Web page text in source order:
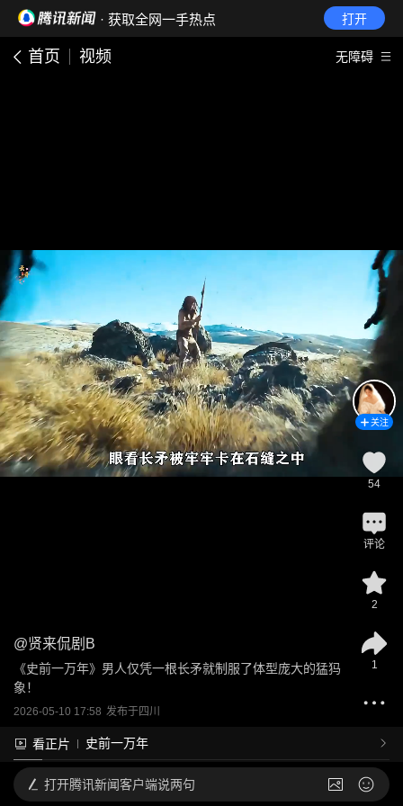
· 获取全网一手热点 打开
首页 视频 无障碍
@贤来侃剧B
《史前一万年》男人仅凭一根长矛就制服了体型庞大的猛犸
象！
2026-05-10 17:58 发布于四川
看正片 史前一万年
关注
54
评论
2
1
打开腾讯新闻客户端说两句